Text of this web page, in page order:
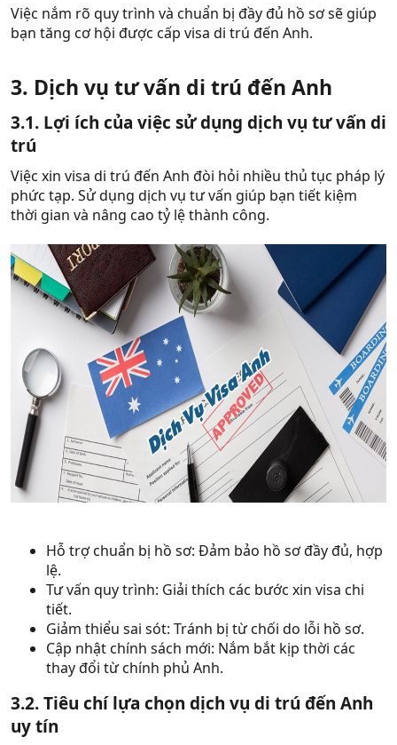
Việc nắm rõ quy trình và chuẩn bị đầy đủ hồ sơ sẽ giúp
bạn tăng cơ hội được cấp visa di trú đến Anh.
3. Dịch vụ tư vấn di trú đến Anh​
3.1. Lợi ích của việc sử dụng dịch vụ tư vấn di
trú
Việc xin visa di trú đến Anh đòi hỏi nhiều thủ tục pháp lý
phức tạp. Sử dụng dịch vụ tư vấn giúp bạn tiết kiệm
thời gian và nâng cao tỷ lệ thành công.
Hỗ trợ chuẩn bị hồ sơ: Đảm bảo hồ sơ đầy đủ, hợp
lệ.
Tư vấn quy trình: Giải thích các bước xin visa chi
tiết.
Giảm thiểu sai sót: Tránh bị từ chối do lỗi hồ sơ.
Cập nhật chính sách mới: Nắm bắt kịp thời các
thay đổi từ chính phủ Anh.
3.2. Tiêu chí lựa chọn dịch vụ di trú đến Anh
uy tín